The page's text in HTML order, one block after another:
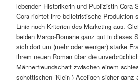
lebenden Historikerin und Publizistin Cora
Cora richtet ihre belletristische Produktion
Linie nach Kriterien des Marketing aus.
beiden Margo-Romane ganz gut in dieses
sich dort um (mehr oder weniger) starke
ihrem neuen Roman über die
Männerfreundschaft zwischen einem
schottischen (Klein-) Adeligen sicher ganz